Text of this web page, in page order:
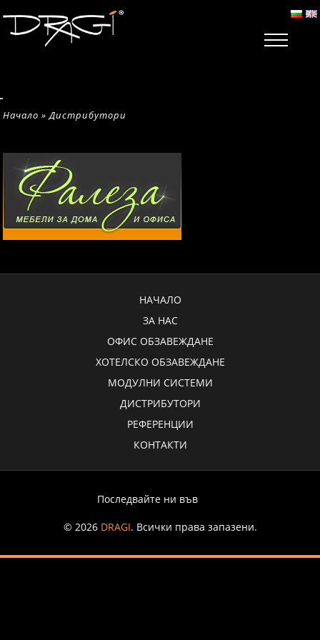
Начало »Дистрибутори
НАЧАЛО
ЗА НАС
ОФИС ОБЗАВЕЖДАНЕ
ХОТЕЛСКО ОБЗАВЕЖДАНЕ
МОДУЛНИ СИСТЕМИ
ДИСТРИБУТОРИ
РЕФЕРЕНЦИИ
КОНТАКТИ
Последвайте ни във
© 2026 DRAGI. Всички права запазени.